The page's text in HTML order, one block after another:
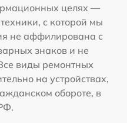
целях —
с которой мы
не аффилирована с
знаков и не
виды ремонтных
на устройствах,
обороте, в